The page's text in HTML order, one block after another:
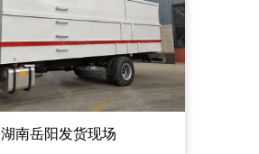
湖南岳阳发货现场